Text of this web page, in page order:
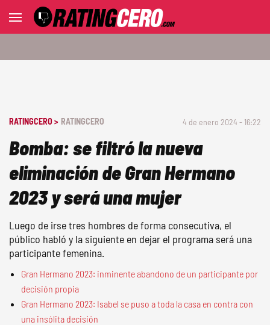
RATINGCERO > RATINGCERO 4 de enero 2024 - 16:22
Bomba: se filtró la nueva
eliminación de Gran Hermano
2023 y será una mujer
Luego de irse tres hombres de forma consecutiva, el
público habló y la siguiente en dejar el programa será una
participante femenina.
Gran Hermano 2023: inminente abandono de un participante por
decisión propia
Gran Hermano 2023: Isabel se puso a toda la casa en contra con
una insólita decisión